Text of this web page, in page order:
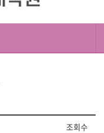
조회수